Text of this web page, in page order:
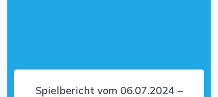
Spielbericht vom 06.07.2024 –